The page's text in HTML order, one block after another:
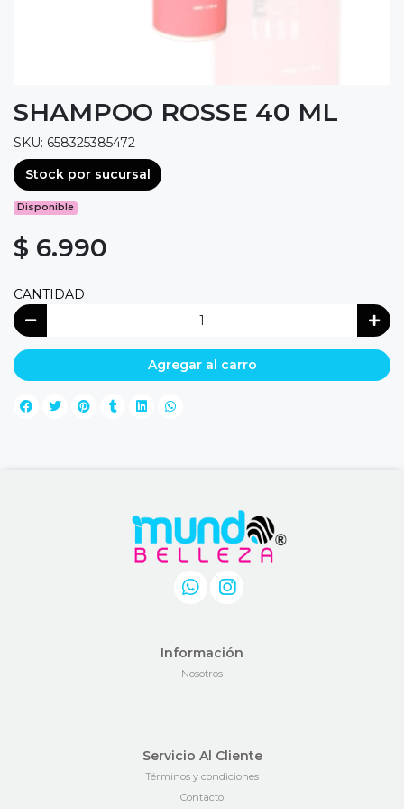
SHAMPOO ROSSE 40 ML
SKU: 658325385472
Stock por sucursal
Disponible
$ 6.990
CANTIDAD
Agregar al carro
Información
Nosotros
Servicio Al Cliente
Términos y condiciones
Contacto